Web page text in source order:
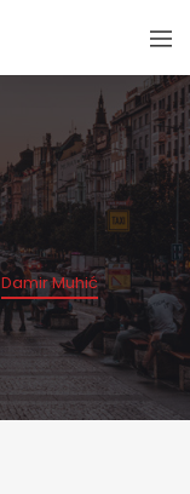
Damir Muhić